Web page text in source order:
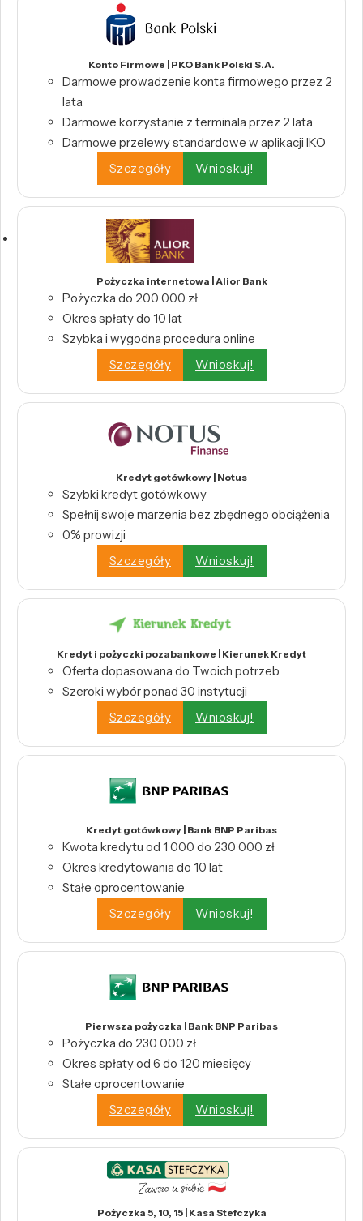
Konto Firmowe | PKO Bank Polski S.A.
Darmowe prowadzenie konta firmowego przez 2
lata
Darmowe korzystanie z terminala przez 2 lata
Darmowe przelewy standardowe w aplikacji IKO
Szczegóły
Wnioskuj!
Pożyczka internetowa | Alior Bank
Pożyczka do 200 000 zł
Okres spłaty do 10 lat
Szybka i wygodna procedura online
Szczegóły
Wnioskuj!
Kredyt gotówkowy | Notus
Szybki kredyt gotówkowy
Spełnij swoje marzenia bez zbędnego obciążenia
0% prowizji
Szczegóły
Wnioskuj!
Kredyt i pożyczki pozabankowe | Kierunek Kredyt
Oferta dopasowana do Twoich potrzeb
Szeroki wybór ponad 30 instytucji
Szczegóły
Wnioskuj!
Kredyt gotówkowy | Bank BNP Paribas
Kwota kredytu od 1 000 do 230 000 zł
Okres kredytowania do 10 lat
Stałe oprocentowanie
Szczegóły
Wnioskuj!
Pierwsza pożyczka | Bank BNP Paribas
Pożyczka do 230 000 zł
Okres spłaty od 6 do 120 miesięcy
Stałe oprocentowanie
Szczegóły
Wnioskuj!
Pożyczka 5, 10, 15 | Kasa Stefczyka